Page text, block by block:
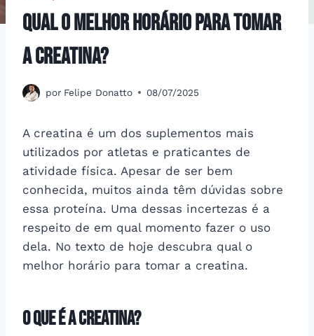
Qual o melhor horário para tomar
a creatina?
por Felipe Donatto 08/07/2025
A creatina é um dos suplementos mais
utilizados por atletas e praticantes de
atividade física. Apesar de ser bem
conhecida, muitos ainda têm dúvidas sobre
essa proteína. Uma dessas incertezas é a
respeito de em qual momento fazer o uso
dela. No texto de hoje descubra qual o
melhor horário para tomar a creatina.
O que é a creatina?